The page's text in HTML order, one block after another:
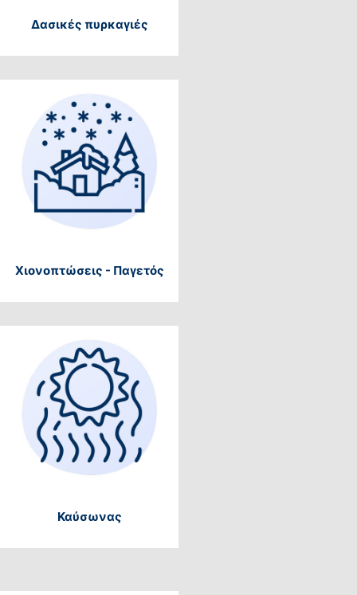
Δασικές πυρκαγιές
Χιονοπτώσεις - Παγετός
Καύσωνας